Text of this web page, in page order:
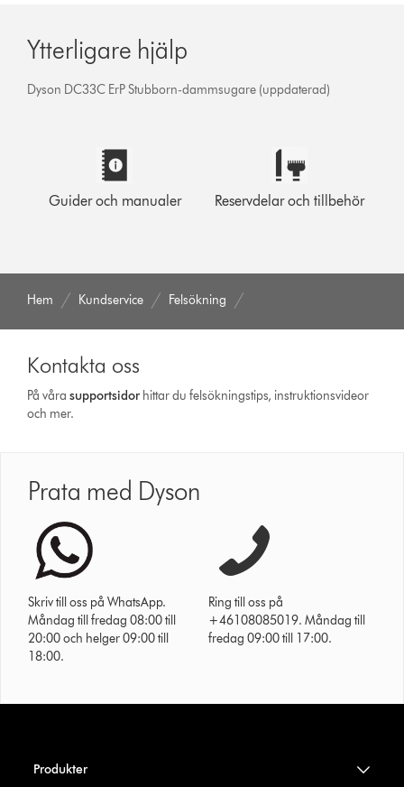
Ytterligare hjälp
Dyson DC33C ErP Stubborn-dammsugare (uppdaterad)
Guider och manualer Reservdelar och tillbehör
Hem Kundservice Felsökning
Kontakta oss
På vårasupport­sidor hittar du felsökningstips, instruktionsvideor
och mer.
Prata med Dyson
Skriv till oss på WhatsApp.
Måndag till fredag 08:00 till
20:00 och helger 09:00 till
18:00.
Ring till oss på
+46108085019. Måndag till
fredag 09:00 till 17:00.
Produkter